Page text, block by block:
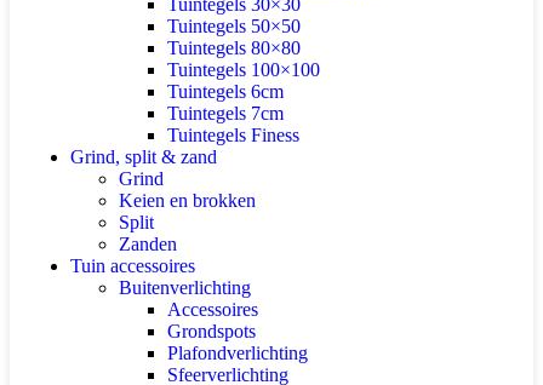
Tuintegels 50×50
Tuintegels 80×80
Tuintegels 100×100
Tuintegels 6cm
Tuintegels 7cm
Tuintegels Finess
Grind, split & zand
Grind
Keien en brokken
Split
Zanden
Tuin accessoires
Buitenverlichting
Accessoires
Grondspots
Plafondverlichting
Sfeerverlichting